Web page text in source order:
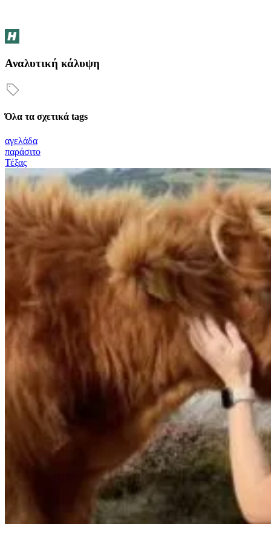
Αναλυτική κάλυψη
Όλα τα σχετικά tags
αγελάδα
παράσιτο
Τέξας